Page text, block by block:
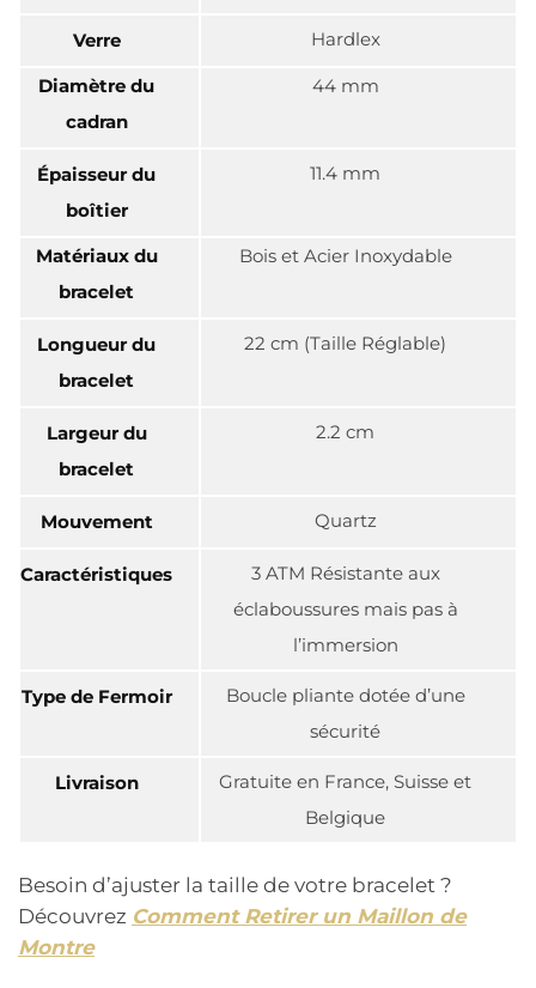
Verre Hardlex
Diamètre du
cadran
44 mm
Épaisseur du
boîtier
11.4 mm
Matériaux du
bracelet
Bois et Acier Inoxydable
Longueur du
bracelet
22 cm (Taille Réglable)
Largeur du
bracelet
2.2 cm
Mouvement Quartz
Caractéristiques
3 ATM Résistante aux
éclaboussures mais pas à
l’immersion
Type de Fermoir
Boucle pliante dotée d’une
sécurité
Livraison
Gratuite en France, Suisse et
Belgique
Besoin d’ajuster la taille de votre bracelet ?
Découvrez Comment Retirer un Maillon de
Montre